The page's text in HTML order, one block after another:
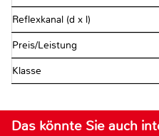
Reflexkanal (d x l)
Preis/Leistung
Klasse
Das könnte Sie auch